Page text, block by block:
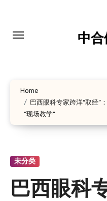
中合
Home
巴西眼科专家跨洋“取经”
“现场教学”
未分类
巴西眼科